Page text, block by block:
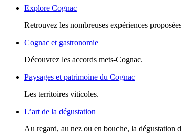
Explore Cognac
Retrouvez les nombreuses expériences
Cognac et gastronomie
Découvrez les accords mets-Cognac.
Paysages et patrimoine du Cognac
Les territoires viticoles.
L’art de la dégustation
Au regard, au nez ou en bouche, la dégustation